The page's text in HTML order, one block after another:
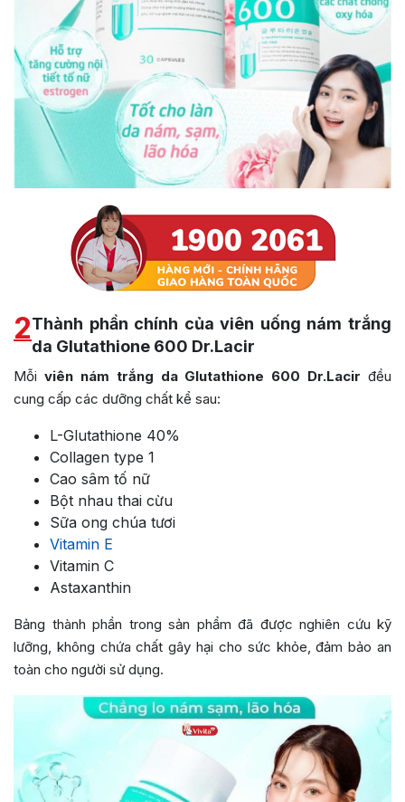
2Thành phần chính của viên uống nám trắng
da Glutathione 600 Dr.Lacir
Mỗi viên nám trắng da Glutathione 600 Dr.Lacir đều
cung cấp các dưỡng chất kể sau:
L-Glutathione 40%
Collagen type 1
Cao sâm tố nữ
Bột nhau thai cừu
Sữa ong chúa tươi
Vitamin E
Vitamin C
Astaxanthin
Bảng thành phần trong sản phẩm đã được nghiên cứu kỹ
lưỡng, không chứa chất gây hại cho sức khỏe, đảm bảo an
toàn cho người sử dụng.